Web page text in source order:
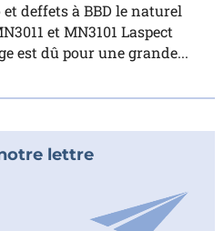
deffets à BBD le naturel
et MN3101 Laspect
est dû pour une grande...
lettre